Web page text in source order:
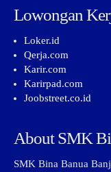
Lowongan
Loker.id
Qerja.com
Karir.com
Karirpad.com
Joobstreet.co.id
About SMK
SMK Bina Banua